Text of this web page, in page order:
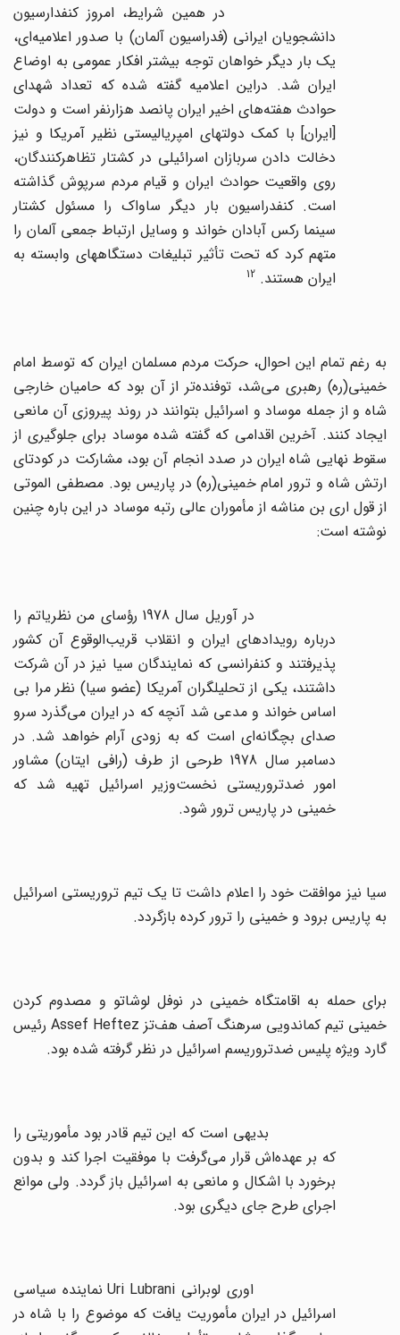
در همین شرایط، امروز کنفدارسیون
دانشجویان ایرانی (فدراسیون آلمان) با صدور اعلامیه‌ای،
یک بار دیگر خواهان توجه بیشتر افکار عمومی به اوضاع
ایران شد. دراین اعلامیه گفته شده که تعداد شهدای
حوادث هفته‌های اخیر ایران پانصد هزارنفر است و دولت
[ایران] با کمک دولتهای امپریالیستی نظیر آمریکا و نیز
دخالت دادن سربازان اسرائیلی در کشتار تظاهرکنندگان،
روی واقعیت حوادث ایران و قیام مردم سرپوش گذاشته
است. کنفدراسیون بار دیگر ساواک را مسئول کشتار
سینما رکس آبادان خواند و وسایل ارتباط جمعی آلمان را
متهم کرد که تحت تأثیر تبلیغات دستگاههای وابسته به
ایران هستند.12
به رغم تمام این احوال، حرکت مردم مسلمان ایران که توسط امام
‌خمینی(ره) رهبری می‌شد، توفنده‌تر از آن بود که حامیان خارجی
شاه و از جمله موساد و اسرائیل بتوانند در روند پیروزی آن مانعی
ایجاد کنند. آخرین اقدامی که گفته شده موساد برای جلوگیری از
سقوط نهایی شاه ایران در صدد انجام آن بود، مشارکت در کودتای
ارتش شاه و ترور امام‌ خمینی(ره) در پاریس بود. مصطفی الموتی
از قول اری بن مناشه از مأموران عالی رتبه موساد در این باره چنین
نوشته است:
در آوریل سال 1978 رؤسای من نظریاتم را
درباره رویدادهای ایران و انقلاب قریب‌الوقوع آن کشور
پذیرفتند و کنفرانسی که نمایندگان سیا نیز در آن شرکت
داشتند، یکی از تحلیلگران آمریکا (عضو سیا) نظر مرا بی
اساس خواند و مدعی شد آنچه که در ایران می‌گذرد سرو
صدای بچگانه‌ای است که به زودی آرام خواهد شد. در
دسامبر سال 1978 طرحی از طرف (رافی ایتان) مشاور
امور ضدتروریستی نخست‌وزیر اسرائیل تهیه شد که
خمینی در پاریس ترور شود.
سیا نیز موافقت خود را اعلام داشت تا یک تیم تروریستی اسرائیل
به پاریس برود و خمینی را ترور کرده بازگردد.
برای حمله به اقامتگاه خمینی در نوفل ‌لوشاتو و مصدوم کردن
خمینی تیم کماندویی سرهنگ آصف ‌هف‌تزAssef Heftezرئیس
گارد ویژه پلیس ضدتروریسم اسرائیل در نظر گرفته شده بود.
بدیهی است که این تیم قادر بود مأموریتی را
که بر عهده‌اش قرار می‌گرفت با موفقیت اجرا کند و بدون
برخورد با اشکال و مانعی به اسرائیل باز گردد. ولی موانع
اجرای طرح جای دیگری بود.
اوری لوبرانیUri Lubraniنماینده سیاسی
اسرائیل در ایران مأموریت یافت که موضوع را با شاه در